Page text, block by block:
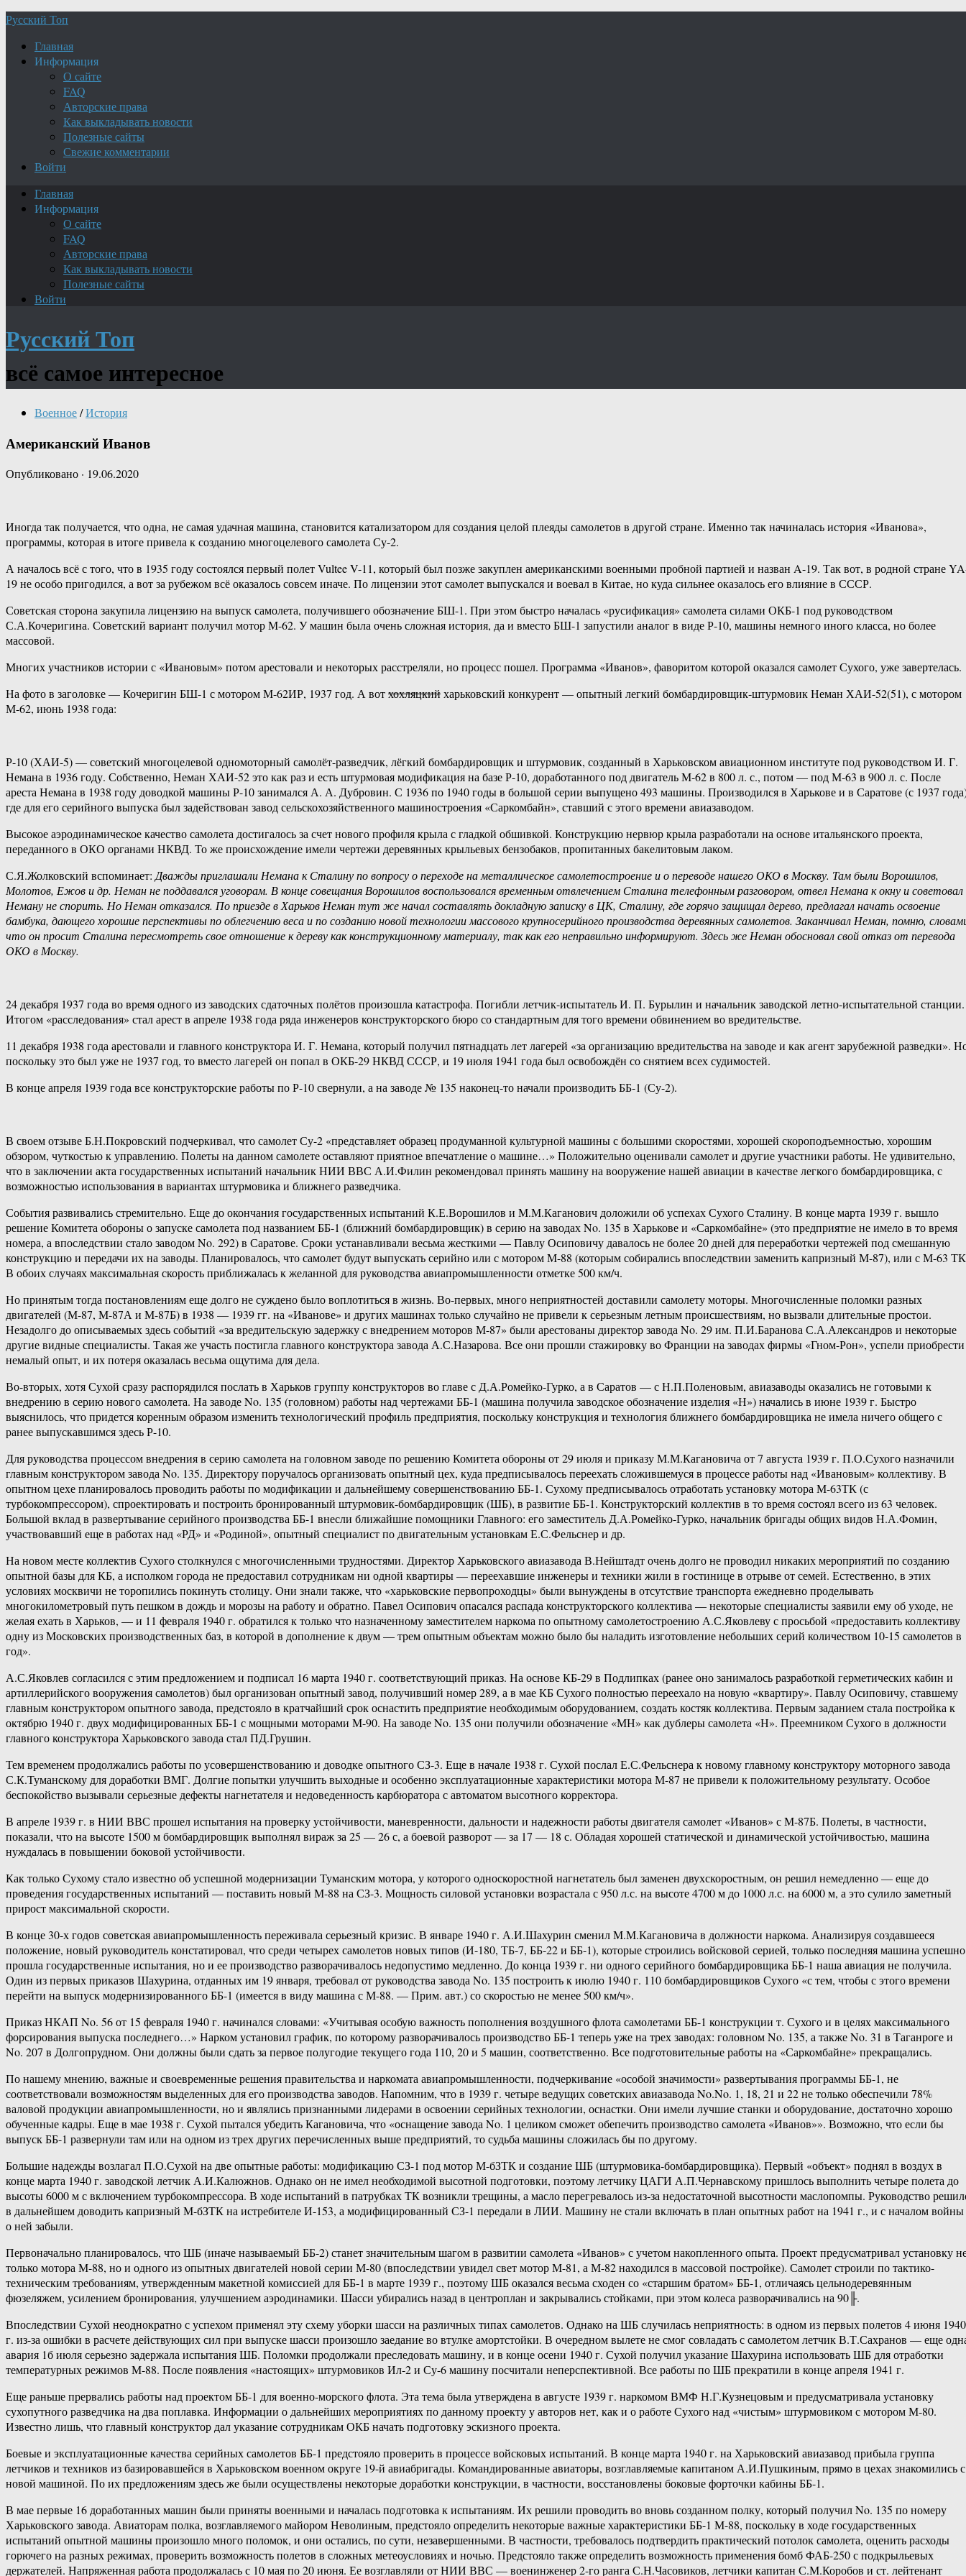
Русский Топ
Главная
Информация
О сайте
FAQ
Авторские права
Как выкладывать новости
Полезные сайты
Свежие комментарии
Войти
Главная
Информация
О сайте
FAQ
Авторские права
Как выкладывать новости
Полезные сайты
Войти
Русский Топ
всё самое интересное
Военное/История
Американский Иванов
Опубликовано · 19.06.2020
Иногда так получается, что одна, не самая удачная машина, становится катализатором для создания целой плеяды самолетов в другой стране. Именно так начиналась история «Иванова»,
программы, которая в итоге привела к созданию многоцелевого самолета Су-2.
А началось всё с того, что в 1935 году состоялся первый полет Vultee V-11, который был позже закуплен американскими военными пробной партией и назван A-19. Так вот, в родной стране
19 не особо пригодился, а вот за рубежом всё оказалось совсем иначе. По лицензии этот самолет выпускался и воевал в Китае, но куда сильнее оказалось его влияние в СССР.
Советская сторона закупила лицензию на выпуск самолета, получившего обозначение БШ-1. При этом быстро началась «русификация» самолета силами ОКБ-1 под руководством
С.А.Кочеригина. Советский вариант получил мотор М-62. У машин была очень сложная история, да и вместо БШ-1 запустили аналог в виде Р-10, машины немного иного класса, но более
массовой.
Многих участников истории с «Ивановым» потом арестовали и некоторых расстреляли, но процесс пошел. Программа «Иванов», фаворитом которой оказался самолет Сухого, уже завертелась.
На фото в заголовке — Кочеригин БШ-1 с мотором М-62ИР, 1937 год. А вотхохляцкийхарьковский конкурент — опытный легкий бомбардировщик-штурмовик Неман ХАИ-52(51), с мотором
М-62, июнь 1938 года:
Р-10 (ХАИ-5) — советский многоцелевой одномоторный самолёт-разведчик, лёгкий бомбардировщик и штурмовик, созданный в Харьковском авиационном институте под руководством И. Г.
Немана в 1936 году. Собственно, Неман ХАИ-52 это как раз и есть штурмовая модификация на базе Р-10, доработанного под двигатель М-62 в 800 л. с., потом — под М-63 в 900 л. с. После
ареста Немана в 1938 году доводкой машины Р-10 занимался А. А. Дубровин. С 1936 по 1940 годы в большой серии выпущено 493 машины. Производился в Харькове и в Саратове (с 1937
где для его серийного выпуска был задействован завод сельскохозяйственного машиностроения «Саркомбайн», ставший с этого времени авиазаводом.
Высокое аэродинамическое качество самолета достигалось за счет нового профиля крыла с гладкой обшивкой. Конструкцию нервюр крыла разработали на основе итальянского проекта,
переданного в ОКО органами НКВД. То же происхождение имели чертежи деревянных крыльевых бензобаков, пропитанных бакелитовым лаком.
С.Я.Жолковский вспоминает:Дважды приглашали Немана к Сталину по вопросу о переходе на металлическое самолетостроение и о переводе нашего ОКО в Москву. Там были Ворошилов,
Молотов, Ежов и др. Неман не поддавался уговорам. В конце совещания Ворошилов воспользовался временным отвлечением Сталина телефонным разговором, отвел Немана к окну и советовал
Неману не спорить. Но Неман отказался. По приезде в Харьков Неман тут же начал составлять докладную записку в ЦК, Сталину, где горячо защищал дерево, предлагал начать освоение
бамбука, дающего хорошие перспективы по облегчению веса и по созданию новой технологии массового крупносерийного производства деревянных самолетов. Заканчивал Неман, помню,
что он просит Сталина пересмотреть свое отношение к дереву как конструкционному материалу, так как его неправильно информируют. Здесь же Неман обосновал свой отказ от перевода
ОКО в Москву.
24 декабря 1937 года во время одного из заводских сдаточных полётов произошла катастрофа. Погибли летчик-испытатель И. П. Бурылин и начальник заводской летно-испытательной станции.
Итогом «расследования» стал арест в апреле 1938 года ряда инженеров конструкторского бюро со стандартным для того времени обвинением во вредительстве.
11 декабря 1938 года арестовали и главного конструктора И. Г. Немана, который получил пятнадцать лет лагерей «за организацию вредительства на заводе и как агент зарубежной разведки».
поскольку это был уже не 1937 год, то вместо лагерей он попал в ОКБ-29 НКВД СССР, и 19 июля 1941 года был освобождён со снятием всех судимостей.
В конце апреля 1939 года все конструкторские работы по Р-10 свернули, а на заводе № 135 наконец-то начали производить ББ-1 (Су-2).
В своем отзыве Б.Н.Покровский подчеркивал, что самолет Су-2 «представляет образец продуманной культурной машины с большими скоростями, хорошей скороподъемностью, хорошим
обзором, чуткостью к управлению. Полеты на данном самолете оставляют приятное впечатление о машине…» Положительно оценивали самолет и другие участники работы. Не удивительно,
что в заключении акта государственных испытаний начальник НИИ ВВС А.И.Филин рекомендовал принять машину на вооружение нашей авиации в качестве легкого бомбардировщика, с
возможностью использования в вариантах штурмовика и ближнего разведчика.
События развивались стремительно. Еще до окончания государственных испытаний К.Е.Ворошилов и М.М.Каганович доложили об успехах Сухого Сталину. В конце марта 1939 г. вышло
решение Комитета обороны о запуске самолета под названием ББ-1 (ближний бомбардировщик) в серию на заводах No. 135 в Харькове и «Саркомбайне» (это предприятие не имело в то время
номера, а впоследствии стало заводом No. 292) в Саратове. Сроки устанавливали весьма жесткими — Павлу Осиповичу давалось не более 20 дней для переработки чертежей под смешанную
конструкцию и передачи их на заводы. Планировалось, что самолет будут выпускать серийно или с мотором М-88 (которым собирались впоследствии заменить капризный М-87), или с М-63
В обоих случаях максимальная скорость приближалась к желанной для руководства авиапромышленности отметке 500 км/ч.
Но принятым тогда постановлениям еще долго не суждено было воплотиться в жизнь. Во-первых, много неприятностей доставили самолету моторы. Многочисленные поломки разных
двигателей (М-87, М-87А и М-87Б) в 1938 — 1939 гг. на «Иванове» и других машинах только случайно не привели к серьезным летным происшествиям, но вызвали длительные простои.
Незадолго до описываемых здесь событий «за вредительскую задержку с внедрением моторов М-87» были арестованы директор завода No. 29 им. П.И.Баранова С.А.Александров и некоторые
другие видные специалисты. Такая же участь постигла главного конструктора завода А.С.Назарова. Все они прошли стажировку во Франции на заводах фирмы «Гном-Рон», успели приобрести
немалый опыт, и их потеря оказалась весьма ощутима для дела.
Во-вторых, хотя Сухой сразу распорядился послать в Харьков группу конструкторов во главе с Д.А.Ромейко-Гурко, а в Саратов — с Н.П.Поленовым, авиазаводы оказались не готовыми к
внедрению в серию нового самолета. На заводе No. 135 (головном) работы над чертежами ББ-1 (машина получила заводское обозначение изделия «Н») начались в июне 1939 г. Быстро
выяснилось, что придется коренным образом изменить технологический профиль предприятия, поскольку конструкция и технология ближнего бомбардировщика не имела ничего общего с
ранее выпускавшимся здесь Р-10.
Для руководства процессом внедрения в серию самолета на головном заводе по решению Комитета обороны от 29 июля и приказу М.М.Кагановича от 7 августа 1939 г. П.О.Сухого назначили
главным конструктором завода No. 135. Директору поручалось организовать опытный цех, куда предписывалось переехать сложившемуся в процессе работы над «Ивановым» коллективу. В
опытном цехе планировалось проводить работы по модификации и дальнейшему совершенствованию ББ-1. Сухому предписывалось отработать установку мотора М-63ТК (с
турбокомпрессором), спроектировать и построить бронированный штурмовик-бомбардировщик (ШБ), в развитие ББ-1. Конструкторский коллектив в то время состоял всего из 63 человек.
Большой вклад в развертывание серийного производства ББ-1 внесли ближайшие помощники Главного: его заместитель Д.А.Ромейко-Гурко, начальник бригады общих видов Н.А.Фомин,
участвовавший еще в работах над «РД» и «Родиной», опытный специалист по двигательным установкам Е.С.Фельснер и др.
На новом месте коллектив Сухого столкнулся с многочисленными трудностями. Директор Харьковского авиазавода В.Нейштадт очень долго не проводил никаких мероприятий по созданию
опытной базы для КБ, а исполком города не предоставил сотрудникам ни одной квартиры — переехавшие инженеры и техники жили в гостинице в отрыве от семей. Естественно, в этих
условиях москвичи не торопились покинуть столицу. Они знали также, что «харьковские первопроходцы» были вынуждены в отсутствие транспорта ежедневно проделывать
многокилометровый путь пешком в дождь и морозы на работу и обратно. Павел Осипович опасался распада конструкторского коллектива — некоторые специалисты заявили ему об уходе, не
желая ехать в Харьков, — и 11 февраля 1940 г. обратился к только что назначенному заместителем наркома по опытному самолетостроению А.С.Яковлеву с просьбой «предоставить коллективу
одну из Московских производственных баз, в которой в дополнение к двум — трем опытным объектам можно было бы наладить изготовление небольших серий количеством 10-15 самолетов в
год».
А.С.Яковлев согласился с этим предложением и подписал 16 марта 1940 г. соответствующий приказ. На основе КБ-29 в Подлипках (ранее оно занималось разработкой герметических кабин и
артиллерийского вооружения самолетов) был организован опытный завод, получивший номер 289, а в мае КБ Сухого полностью переехало на новую «квартиру». Павлу Осиповичу, ставшему
главным конструктором опытного завода, предстояло в кратчайший срок оснастить предприятие необходимым оборудованием, создать костяк коллектива. Первым заданием стала постройка к
октябрю 1940 г. двух модифицированных ББ-1 с мощными моторами М-90. На заводе No. 135 они получили обозначение «МН» как дублеры самолета «Н». Преемником Сухого в должности
главного конструктора Харьковского завода стал ПД.Грушин.
Тем временем продолжались работы по усовершенствованию и доводке опытного СЗ-3. Еще в начале 1938 г. Сухой послал Е.С.Фельснера к новому главному конструктору моторного завода
С.К.Туманскому для доработки ВМГ. Долгие попытки улучшить выходные и особенно эксплуатационные характеристики мотора М-87 не привели к положительному результату. Особое
беспокойство вызывали серьезные дефекты нагнетателя и недоведенность карбюратора с автоматом высотного корректора.
В апреле 1939 г. в НИИ ВВС прошел испытания на проверку устойчивости, маневренности, дальности и надежности работы двигателя самолет «Иванов» с М-87Б. Полеты, в частности,
показали, что на высоте 1500 м бомбардировщик выполнял вираж за 25 — 26 с, а боевой разворот — за 17 — 18 с. Обладая хорошей статической и динамической устойчивостью, машина
нуждалась в повышении боковой устойчивости.
Как только Сухому стало известно об успешной модернизации Туманским мотора, у которого односкоростной нагнетатель был заменен двухскоростным, он решил немедленно — еще до
проведения государственных испытаний — поставить новый М-88 на СЗ-3. Мощность силовой установки возрастала с 950 л.с. на высоте 4700 м до 1000 л.с. на 6000 м, а это сулило заметный
прирост максимальной скорости.
В конце 30-х годов советская авиапромышленность переживала серьезный кризис. В январе 1940 г. А.И.Шахурин сменил М.М.Кагановича в должности наркома. Анализируя создавшееся
положение, новый руководитель констатировал, что среди четырех самолетов новых типов (И-180, ТБ-7, ББ-22 и ББ-1), которые строились войсковой серией, только последняя машина успешно
прошла государственные испытания, но и ее производство разворачивалось недопустимо медленно. До конца 1939 г. ни одного серийного бомбардировщика ББ-1 наша авиация не получила.
Один из первых приказов Шахурина, отданных им 19 января, требовал от руководства завода No. 135 построить к июлю 1940 г. 110 бомбардировщиков Сухого «с тем, чтобы с этого времени
перейти на выпуск модернизированного ББ-1 (имеется в виду машина с М-88. — Прим. авт.) со скоростью не менее 500 км/ч».
Приказ НКАП No. 56 от 15 февраля 1940 г. начинался словами: «Учитывая особую важность пополнения воздушного флота самолетами ББ-1 конструкции т. Сухого и в целях максимального
форсирования выпуска последнего…» Нарком установил график, по которому разворачивалось производство ББ-1 теперь уже на трех заводах: головном No. 135, а также No. 31 в Таганроге и
No. 207 в Долгопрудном. Они должны были сдать за первое полугодие текущего года 110, 20 и 5 машин, соответственно. Все подготовительные работы на «Саркомбайне» прекращались.
По нашему мнению, важные и своевременные решения правительства и наркомата авиапромышленности, подчеркивание «особой значимости» развертывания программы ББ-1, не
соответствовали возможностям выделенных для его производства заводов. Напомним, что в 1939 г. четыре ведущих советских авиазавода No.No. 1, 18, 21 и 22 не только обеспечили 78%
валовой продукции авиапромышленности, но и являлись признанными лидерами в освоении серийных технологии, оснастки. Они имели лучшие станки и оборудование, достаточно хорошо
обученные кадры. Еще в мае 1938 г. Сухой пытался убедить Кагановича, что «оснащение завода No. 1 целиком сможет обепечить производство самолета «Иванов»». Возможно, что если бы
выпуск ББ-1 развернули там или на одном из трех других перечисленных выше предприятий, то судьба машины сложилась бы по другому.
Большие надежды возлагал П.О.Сухой на две опытные работы: модификацию СЗ-1 под мотор М-бЗТК и создание ШБ (штурмовика-бомбардировщика). Первый «объект» поднял в воздух в
конце марта 1940 г. заводской летчик А.И.Калюжнов. Однако он не имел необходимой высотной подготовки, поэтому летчику ЦАГИ А.П.Чернавскому пришлось выполнить четыре полета до
высоты 6000 м с включением турбокомпрессора. В ходе испытаний в патрубках ТК возникли трещины, а масло перегревалось из-за недостаточной высотности маслопомпы. Руководство
в дальнейшем доводить капризный М-бЗТК на истребителе И-153, а модифицированный СЗ-1 передали в ЛИИ. Машину не стали включать в план опытных работ на 1941 г., и с началом войны
о ней забыли.
Первоначально планировалось, что ШБ (иначе называемый ББ-2) станет значительным шагом в развитии самолета «Иванов» с учетом накопленного опыта. Проект предусматривал установку
только мотора М-88, но и одного из опытных двигателей новой серии М-80 (впоследствии увидел свет мотор М-81, а М-82 находился в массовой постройке). Самолет строили по тактико-
техническим требованиям, утвержденным макетной комиссией для ББ-1 в марте 1939 г., поэтому ШБ оказался весьма сходен со «старшим братом» ББ-1, отличаясь цельнодеревянным
фюзеляжем, усилением бронирования, улучшением аэродинамики. Шасси убирались назад в центроплан и закрывались стойками, при этом колеса разворачивались на 90╟.
Впоследствии Сухой неоднократно с успехом применял эту схему уборки шасси на различных типах самолетов. Однако на ШБ случилась неприятность: в одном из первых полетов 4 июня 1940
г. из-за ошибки в расчете действующих сил при выпуске шасси произошло заедание во втулке амортстойки. В очередном вылете не смог совладать с самолетом летчик В.Т.Сахранов — еще
авария 1б июля серьезно задержала испытания ШБ. Поломки продолжали преследовать машину, и в конце осени 1940 г. Сухой получил указание Шахурина использовать ШБ для отработки
температурных режимов М-88. После появления «настоящих» штурмовиков Ил-2 и Су-6 машину посчитали неперспективной. Все работы по ШБ прекратили в конце апреля 1941 г.
Еще раньше прервались работы над проектом ББ-1 для военно-морского флота. Эта тема была утверждена в августе 1939 г. наркомом ВМФ Н.Г.Кузнецовым и предусматривала установку
сухопутного разведчика на два поплавка. Информации о дальнейших мероприятиях по данному проекту у авторов нет, как и о работе Сухого над «чистым» штурмовиком с мотором М-80.
Известно лишь, что главный конструктор дал указание сотрудникам ОКБ начать подготовку эскизного проекта.
Боевые и эксплуатационные качества серийных самолетов ББ-1 предстояло проверить в процессе войсковых испытаний. В конце марта 1940 г. на Харьковский авиазавод прибыла группа
летчиков и техников из базировавшейся в Харьковском военном округе 19-й авиабригады. Командированные авиаторы, возглавляемые капитаном А.И.Пушкиным, прямо в цехах знакомились с
новой машиной. По их предложениям здесь же были осуществлены некоторые доработки конструкции, в частности, восстановлены боковые форточки кабины ББ-1.
В мае первые 16 доработанных машин были приняты военными и началась подготовка к испытаниям. Их решили проводить во вновь созданном полку, который получил No. 135 по номеру
Харьковского завода. Авиаторам полка, возглавляемого майором Неволиным, предстояло определить некоторые важные характеристики ББ-1 М-88, поскольку в ходе государственных
испытаний опытной машины произошло много поломок, и они остались, по сути, незавершенными. В частности, требовалось подтвердить практический потолок самолета, оценить расходы
горючего на разных режимах, проверить возможность полетов в сложных метеоусловиях и ночью. Предстояло также определить возможность применения бомб ФАБ-250 с подкрыльевых
держателей. Напряженная работа продолжалась с 10 мая по 20 июня. Ее возглавляли от НИИ ВВС — военинженер 2-го ранга С.Н.Часовиков, летчики капитан С.М.Коробов и ст. лейтенант